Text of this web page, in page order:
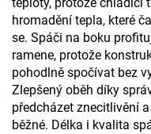
hromadění tepla, které
se. Spáči na boku
ramene, protože
pohodlně spočívat bez
Zlepšený oběh díky
předcházet znecitlivění
běžné. Délka i kvalita